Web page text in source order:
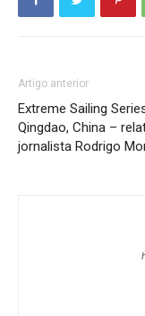
Artigo anterior
Extreme Sailing
Qingdao, China –
jornalista Rodrigo